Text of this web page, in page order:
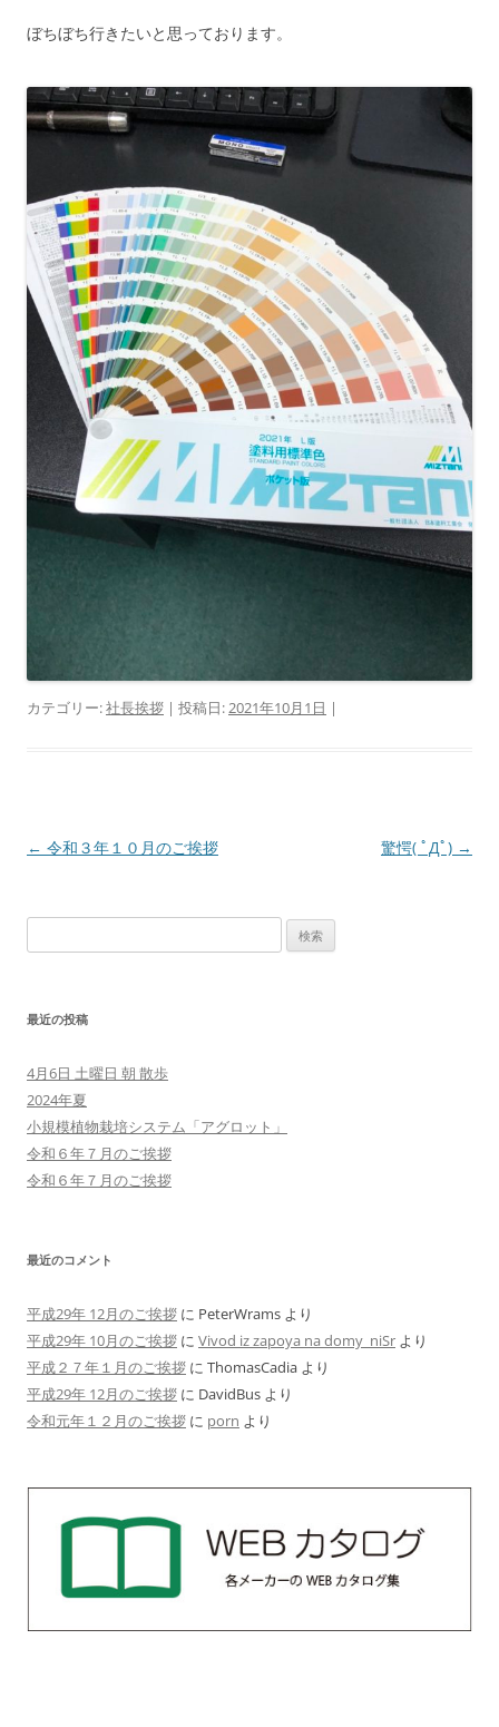
ぼちぼち行きたいと思っております。
カテゴリー:社長挨拶 | 投稿日:2021年10月1日 |
投
ョ
ン
← 令和３年１０月のご挨拶 驚愕( ﾟДﾟ) →
索:
最近の投稿
4月6日 土曜日 朝 散歩
2024年夏
小規模植物栽培システム「アグロット」
令和６年７月のご挨拶
令和６年７月のご挨拶
最近のコメント
平成29年 12月のご挨拶 に PeterWrams より
平成29年 10月のご挨拶 に Vivod iz zapoya na domy_niSr より
平成２７年１月のご挨拶 に ThomasCadia より
平成29年 12月のご挨拶 に DavidBus より
令和元年１２月のご挨拶 に porn より